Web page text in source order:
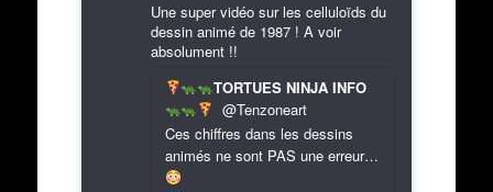
Une super vidéo sur les celluloïds du
dessin animé de 1987 ! A voir
absolument !!
TORTUES NINJA INFO
@Tenzoneart
Ces chiffres dans les dessins
animés ne sont PAS une erreur…